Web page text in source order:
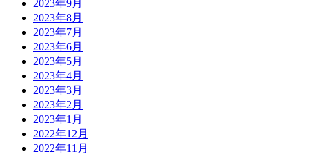
2023年9月
2023年8月
2023年7月
2023年6月
2023年5月
2023年4月
2023年3月
2023年2月
2023年1月
2022年12月
2022年11月